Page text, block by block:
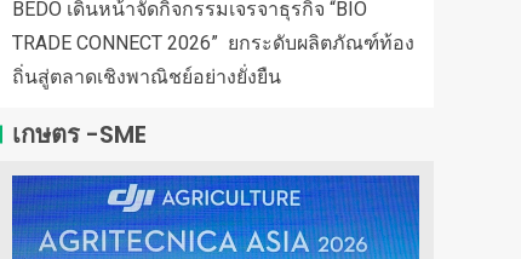
BEDO เดินหน้าจัดกิจกรรมเจรจาธุรกิจ “BIO
TRADE CONNECT 2026” ยกระดับผลิตภัณฑ์ท้อง
ถิ่นสู่ตลาดเชิงพาณิชย์อย่างยั่งยืน
เกษตร -SME